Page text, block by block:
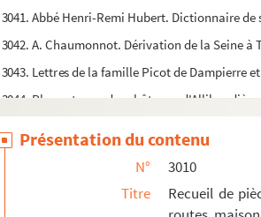
3041. Abbé Henri-Remi Hubert. Dictionnaire
3042. A. Chaumonnot. Dérivation de la Seine à
3043. Lettres de la famille Picot de Dampierre
3044. Plans et vues des châteaux
3050. Pièces concernant les églises de
Présentation du contenu
N°
3010
Titre
Recueil de